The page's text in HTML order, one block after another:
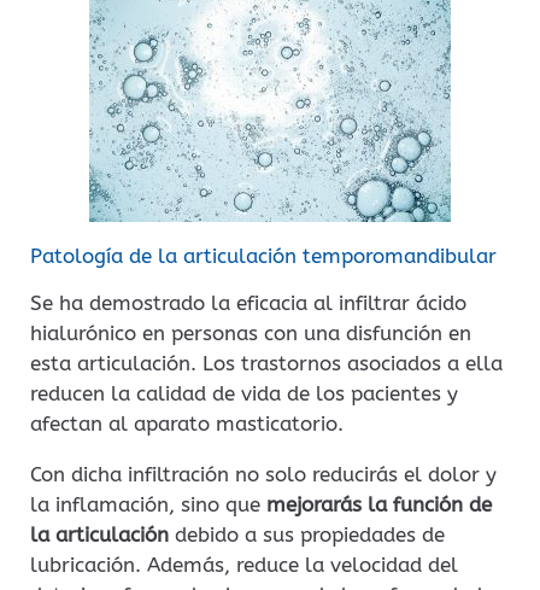
Patología de la articulación temporomandibular
Se ha demostrado la eficacia al infiltrar ácido
hialurónico en personas con una disfunción en
esta articulación. Los trastornos asociados a ella
reducen la calidad de vida de los pacientes y
afectan al aparato masticatorio.
Con dicha infiltración no solo reducirás el dolor y
la inflamación, sino que mejorarás la función de
la articulación debido a sus propiedades de
lubricación. Además, reduce la velocidad del